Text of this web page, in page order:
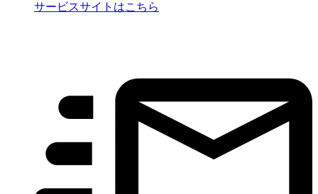
サービスサイトはこちら